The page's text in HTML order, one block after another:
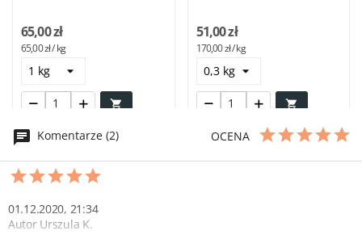

65,00 zł
65,00 zł / kg

51,00 zł
170,00 zł / kg
Komentarze (2) OCENA
01.12.2020, 21:34
Autor Urszula K.